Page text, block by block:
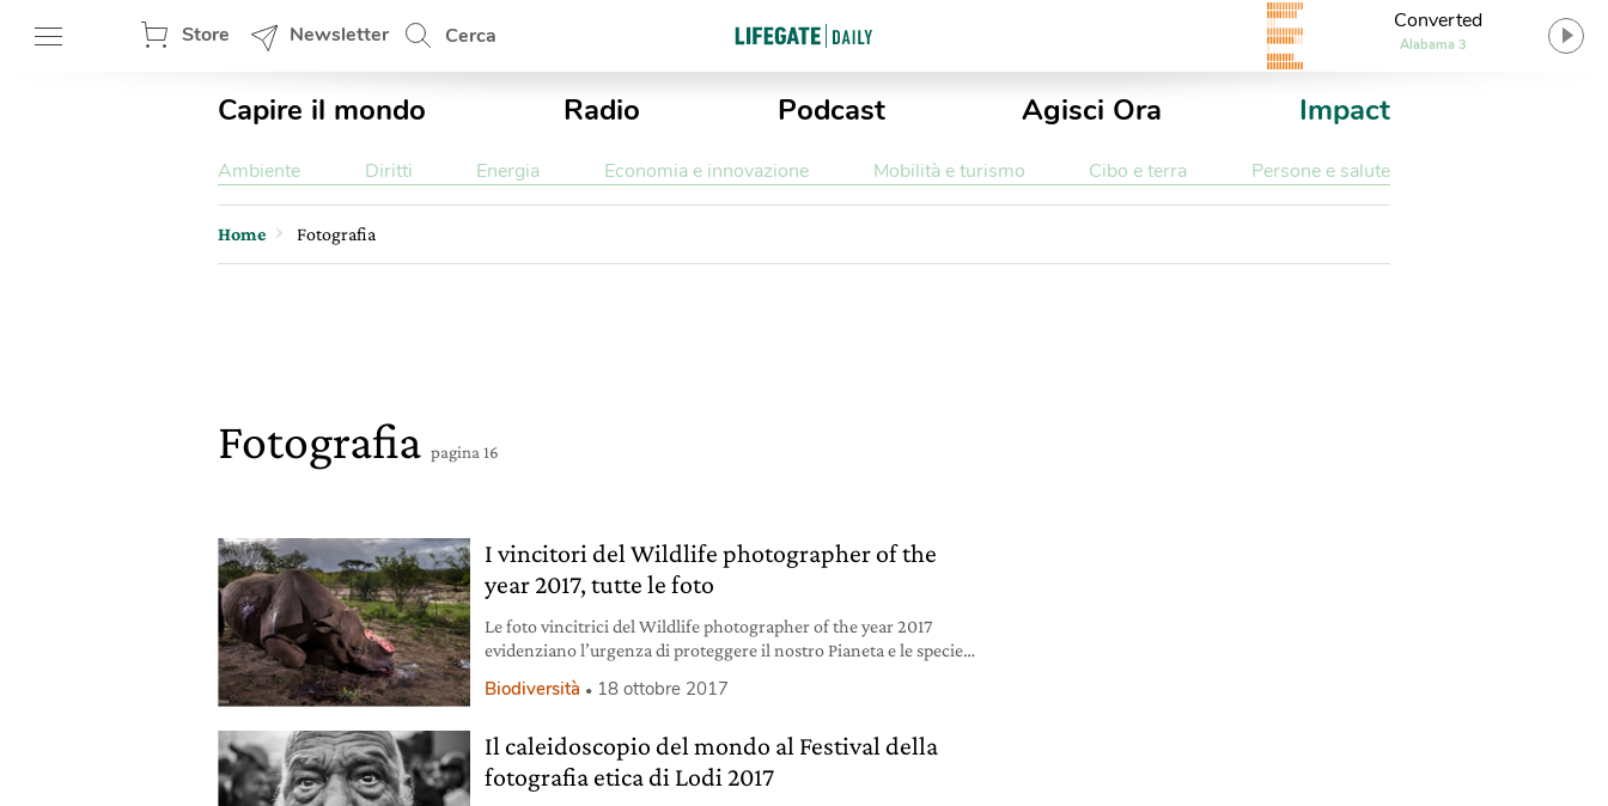
Store Newsletter Cerca
Converted
Alabama 3
Capire il mondo Radio Podcast Agisci Ora Impact
Ambiente Diritti Energia Economia e innovazione Mobilità e turismo Cibo e terra Persone e salute
Home Fotografia
Fotografia pagina 16
I vincitori del Wildlife photographer of the
year 2017, tutte le foto
Le foto vincitrici del Wildlife photographer of the year 2017
evidenziano l’urgenza di proteggere il nostro Pianeta e le specie
di potenza ed emozione.
Biodiversità 18 ottobre 2017
Il caleidoscopio del mondo al Festival della
fotografia etica di Lodi 2017